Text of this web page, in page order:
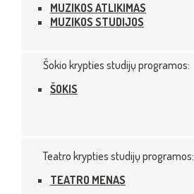
MUZIKOS ATLIKIMAS
MUZIKOS STUDIJOS
Šokio krypties studijų programos:
ŠOKIS
Teatro krypties studijų programos:
TEATRO MENAS